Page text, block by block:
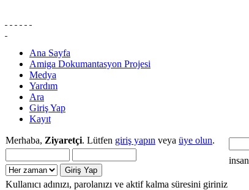
Ana Sayfa
Amiga Dokumantasyon Projesi
Medya
Yardım
Ara
Giriş Yap
Kayıt
Merhaba, Ziyaretçi. Lütfen giriş yapın veya üye olun.
Kullanıcı adınızı, parolanızı ve aktif kalma süresini giriniz